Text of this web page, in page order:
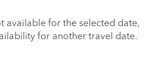
available for the selected date,
for another travel date.